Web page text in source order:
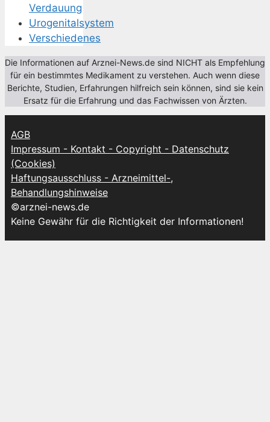
Verdauung
Urogenitalsystem
Verschiedenes
Die Informationen auf Arznei-News.de sind NICHT als Empfehlung
für ein bestimmtes Medikament zu verstehen. Auch wenn diese
Berichte, Studien, Erfahrungen hilfreich sein können, sind sie kein
Ersatz für die Erfahrung und das Fachwissen von Ärzten.
AGB
Impressum - Kontakt - Copyright - Datenschutz
(Cookies)
Haftungsausschluss - Arzneimittel-,
Behandlungshinweise
©arznei-news.de
Keine Gewähr für die Richtigkeit der Informationen!